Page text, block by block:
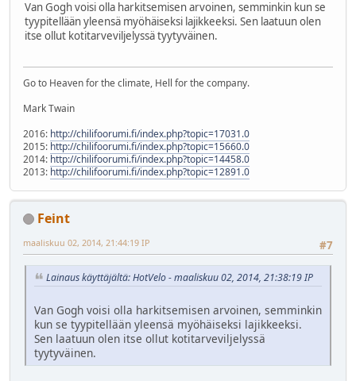
Van Gogh voisi olla harkitsemisen arvoinen, semminkin kun se
tyypitellään yleensä myöhäiseksi lajikkeeksi. Sen laatuun olen
itse ollut kotitarveviljelyssä tyytyväinen.
Go to Heaven for the climate, Hell for the company.
Mark Twain
2016: http://chilifoorumi.fi/index.php?topic=17031.0
2015: http://chilifoorumi.fi/index.php?topic=15660.0
2014: http://chilifoorumi.fi/index.php?topic=14458.0
2013: http://chilifoorumi.fi/index.php?topic=12891.0
Feint
#7
maaliskuu 02, 2014, 21:44:19 IP
Lainaus käyttäjältä: HotVelo - maaliskuu 02, 2014, 21:38:19 IP
Van Gogh voisi olla harkitsemisen arvoinen, semminkin
kun se tyypitellään yleensä myöhäiseksi lajikkeeksi.
Sen laatuun olen itse ollut kotitarveviljelyssä
tyytyväinen.